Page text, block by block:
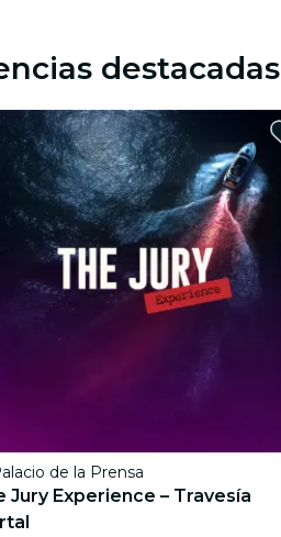
destacadas
de la Prensa
Jury Experience – Travesía